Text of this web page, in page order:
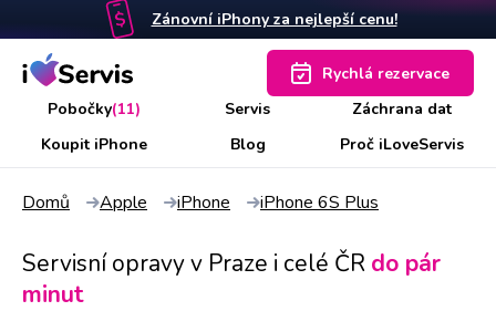
Zánovní iPhony za nejlepší cenu!
Pobočky(11) Servis
Záchrana dat
Koupit iPhone
Blog Proč iLoveServis
Rychlá rezervace
Domů Apple iPhone iPhone 6S Plus
Servisní opravy v Praze i celé ČR do pár
minut